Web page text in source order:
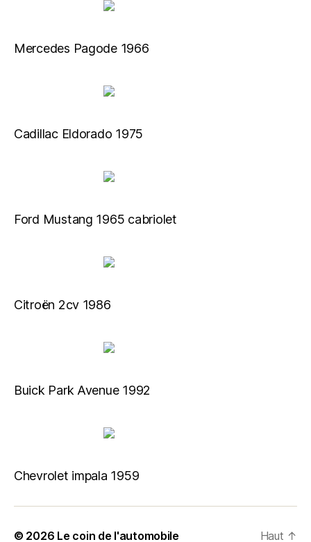
Mercedes Pagode 1966
Cadillac Eldorado 1975
Ford Mustang 1965 cabriolet
Citroën 2cv 1986
Buick Park Avenue 1992
Chevrolet impala 1959
© 2026 Le coin de l'automobile Haut ↑